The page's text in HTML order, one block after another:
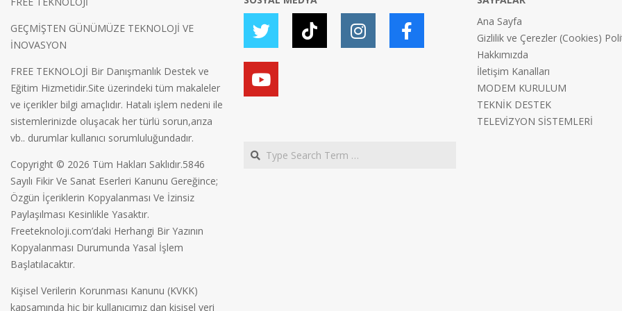
GEÇMİŞTEN GÜNÜMÜZE TEKNOLOJİ VE
İNOVASYON
FREE TEKNOLOJİ Bir Danışmanlık Destek ve
Eğitim Hizmetidir.Site üzerindeki tüm makaleler
ve içerikler bilgi amaçlıdır. Hatalı işlem nedeni ile
sistemlerinizde oluşacak her türlü sorun,arıza
vb.. durumlar kullanıcı sorumluluğundadır.
Copyright © 2026 Tüm Hakları Saklıdır.5846
Sayılı Fikir Ve Sanat Eserleri Kanunu Gereğince;
Özgün İçeriklerin Kopyalanması Ve İzinsiz
Paylaşılması Kesinlikle Yasaktır.
Freeteknoloji.com’daki Herhangi Bir Yazının
Kopyalanması Durumunda Yasal İşlem
Başlatılacaktır.
Kişisel Verilerin Korunması Kanunu (KVKK)
kapsamında hiç bir kullanıcımız dan kişisel veri
Search
Ana Sayfa
Gizlilik ve Çerezler (Cookies)
Hakkımızda
İletişim Kanalları
MODEM KURULUM
TEKNİK DESTEK
TELEVİZYON SİSTEMLERİ